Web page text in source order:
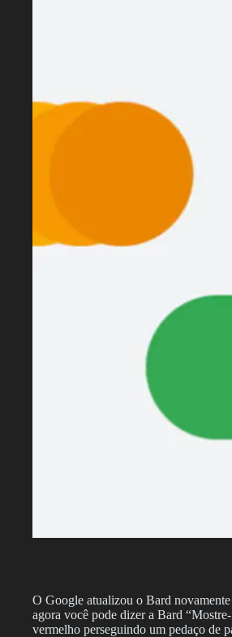
O Google atualizou o Bard
agora você pode dizer a Bard
vermelho perseguindo um pedaço de